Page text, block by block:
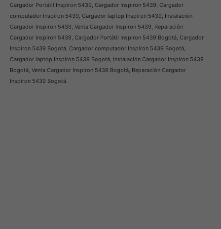
Cargador Portátil Inspiron 5439, Cargador Inspiron 5439, Cargador
computador Inspiron 5439, Cargador laptop Inspiron 5439, Instalación
Cargador Inspiron 5439, Venta Cargador Inspiron 5439, Reparación
Cargador Inspiron 5439, Cargador Portátil Inspiron 5439 Bogotá, Cargador
Inspiron 5439 Bogotá, Cargador computador Inspiron 5439 Bogotá,
Cargador laptop Inspiron 5439 Bogotá, Instalación Cargador Inspiron 5439
Bogotá, Venta Cargador Inspiron 5439 Bogotá, Reparación Cargador
Inspiron 5439 Bogotá.